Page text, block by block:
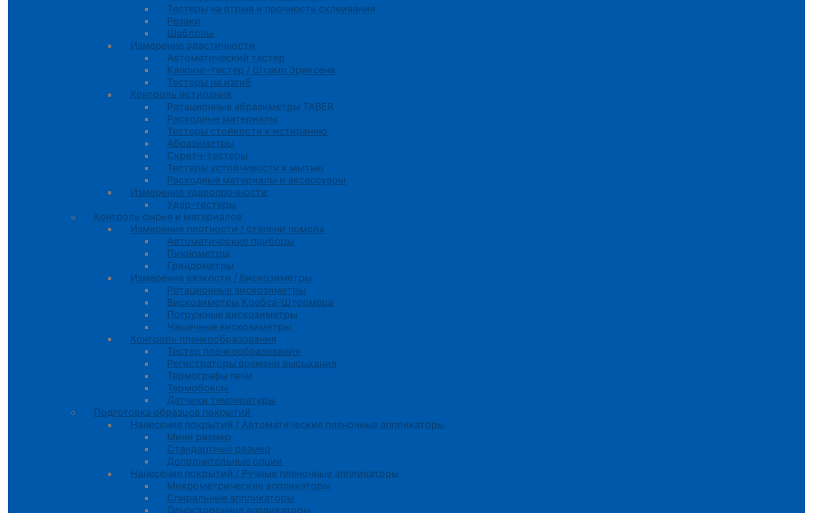
Тестеры на отрыв и прочность склеивания
Резаки
Шаблоны
Измерение эластичности
Автоматический тестер
Каппинг-тестер / Штамп Эриксена
Тестеры на изгиб
Контроль истирания
Ротационные абразиметры TABER
Расходные материалы
Тестеры стойкости к истиранию
Абразиметры
Скретч-тестеры
Тестеры устойчивости к мытью
Расходные материалы и аксессуары
Измерение ударопрочности
Удар-тестеры
Контроль сырья и материалов
Измерение плотности / степени помола
Автоматические приборы
Пикнометры
Гриндометры
Измерение вязкости / Вискозиметры
Ротационные вискозиметры
Вискозиметры Кребса-Штормера
Погружные вискозиметры
Чашечные вискозиметры
Контроль пленкообразования
Тестер пленкообразования
Регистраторы времени высыхания
Термографы печи
Термобоксы
Датчики температуры
Подготовка образцов покрытий
Нанесение покрытий / Автоматические пленочные аппликаторы
Мини размер
Стандартный размер
Дополнительные опции
Нанесение покрытий / Ручные пленочные аппликаторы
Микрометрические аппликаторы
Спиральные аппликаторы
Односторонние аппликаторы